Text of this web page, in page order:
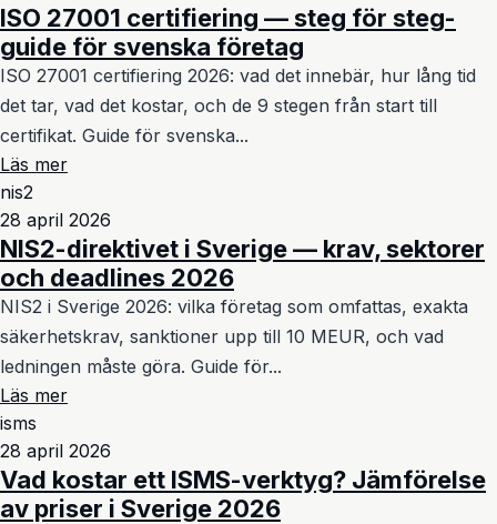
ISO 27001 certifiering — steg för steg-
guide för svenska företag
ISO 27001 certifiering 2026: vad det innebär, hur lång tid
det tar, vad det kostar, och de 9 stegen från start till
certifikat. Guide för svenska...
Läs mer
nis2
28 april 2026
NIS2-direktivet i Sverige — krav, sektorer
och deadlines 2026
NIS2 i Sverige 2026: vilka företag som omfattas, exakta
säkerhetskrav, sanktioner upp till 10 MEUR, och vad
ledningen måste göra. Guide för...
Läs mer
isms
28 april 2026
Vad kostar ett ISMS-verktyg? Jämförelse
av priser i Sverige 2026